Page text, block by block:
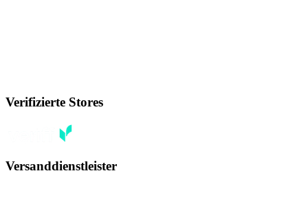
Verifizierte Stores
Versanddienstleister